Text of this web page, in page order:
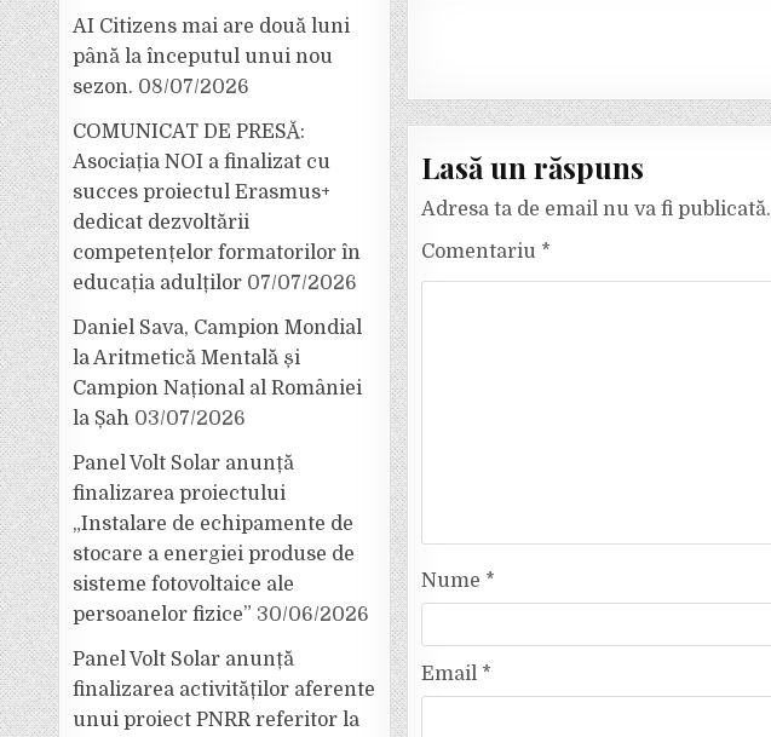
Lasă un răspuns
Adresa ta de email nu va fi publicată.
Comentariu *
Nume *
Email *
AI Citizens mai are două luni
până la începutul unui nou
sezon. 08/07/2026
COMUNICAT DE PRESĂ:
Asociația NOI a finalizat cu
succes proiectul Erasmus+
dedicat dezvoltării
competențelor formatorilor în
educația adulților 07/07/2026
Daniel Sava, Campion Mondial
la Aritmetică Mentală și
Campion Național al României
la Șah 03/07/2026
Panel Volt Solar anunță
finalizarea proiectului
„Instalare de echipamente de
stocare a energiei produse de
sisteme fotovoltaice ale
persoanelor fizice” 30/06/2026
Panel Volt Solar anunță
finalizarea activităților aferente
unui proiect PNRR referitor la